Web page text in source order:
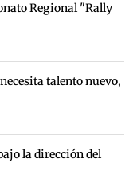
Regional "Rally
talento nuevo,
la dirección del